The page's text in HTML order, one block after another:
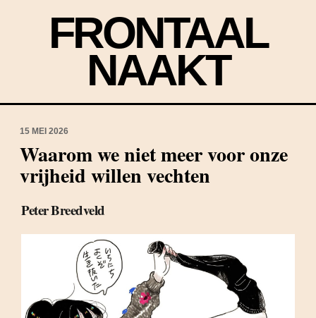
FRONTAAL
NAAKT
15 MEI 2026
Waarom we niet meer voor onze
vrijheid willen vechten
Peter Breedveld